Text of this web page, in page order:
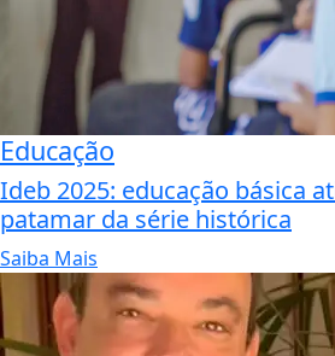
Educação
Ideb 2025: educação básica
patamar da série histórica
Saiba Mais